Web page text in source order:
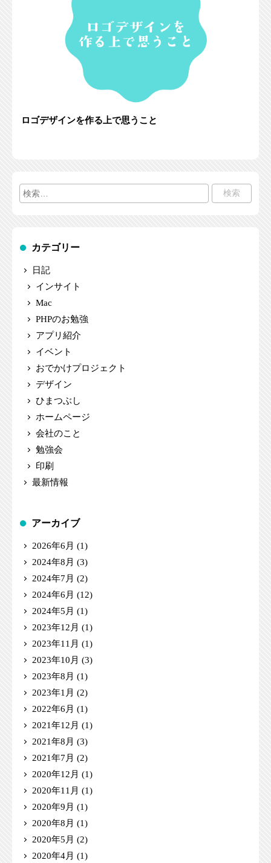
ロゴデザインを作る上で思うこと
検
カテゴリー
日記
インサイト
Mac
PHPのお勉強
アプリ紹介
イベント
おでかけプロジェクト
デザイン
ひまつぶし
ホームページ
会社のこと
勉強会
印刷
最新情報
アーカイブ
2026年6月 (1)
2024年8月 (3)
2024年7月 (2)
2024年6月 (12)
2024年5月 (1)
2023年12月 (1)
2023年11月 (1)
2023年10月 (3)
2023年8月 (1)
2023年1月 (2)
2022年6月 (1)
2021年12月 (1)
2021年8月 (3)
2021年7月 (2)
2020年12月 (1)
2020年11月 (1)
2020年9月 (1)
2020年8月 (1)
2020年5月 (2)
2020年4月 (1)